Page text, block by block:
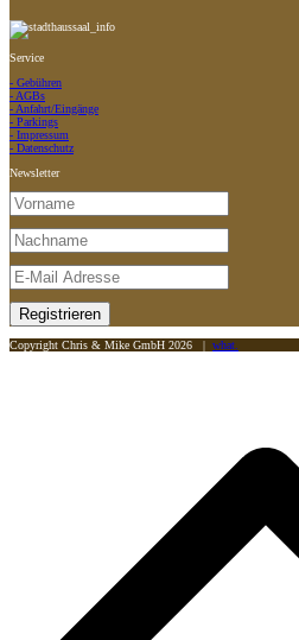
Service
- Gebühren
- AGBs
- Anfahrt/Eingänge
- Parkings
- Impressum
- Datenschutz
Newsletter
Copyright Chris & Mike GmbH 2026 | what.